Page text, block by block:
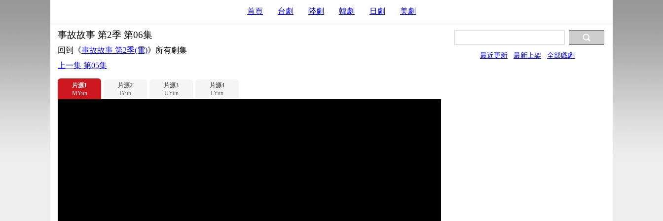
首頁 台劇 陸劇 韓劇 日劇 美劇
最近更新 最新上架 全部戲劇
事故故事 第2季 第06集
回到《事故故事 第2季(電)》所有劇集
上一集 第05集
片源1
MYun
片源2
IYun
片源3
UYun
片源4
LYun